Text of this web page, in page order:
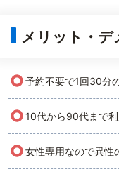
メリット・デ
○予約不要で1回30分
○10代から90代まで
○女性専用なので異性